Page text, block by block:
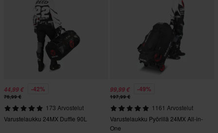
44,99 € -42%
76,99 €
173 Arvostelut
Varustelaukku 24MX Duffle 90L
99,99 € -49%
197,99 €
1161 Arvostelut
Varustelaukku Pyörillä 24MX All-in-
One